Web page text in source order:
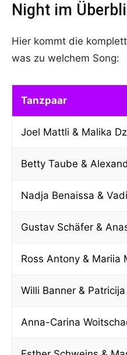
Night im
Hier kommt die
was zu welchem Song:
Tanzpaar
Joel Mattli & Malika
Betty Taube &
Nadja Benaissa &
Gustav Schäfer &
Ross Antony & Mariia
Willi Banner &
Anna-Carina